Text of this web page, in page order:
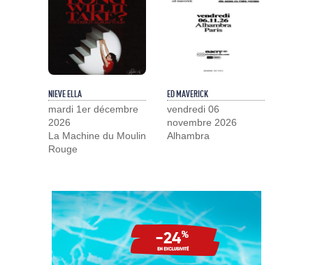
NIEVE ELLA
mardi 1er décembre
2026
La Machine du Moulin
Rouge
ED MAVERICK
vendredi 06
novembre 2026
Alhambra